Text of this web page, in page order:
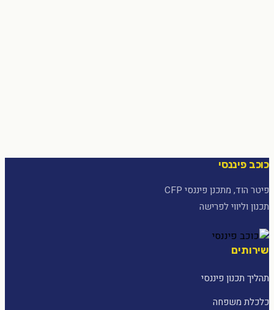
כוכב פיננסי
פיטר הוד, מתכנן פיננסי CFP
תכנון וליווי לפרישה
שירותים
תהליך תכנון פיננסי
כלכלת משפחה